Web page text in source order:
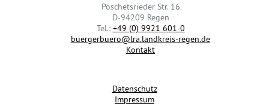
Poschetsrieder Str. 16
D-94209 Regen
Tel.: +49 (0) 9921 601-0
buergerbuero@lra.landkreis-regen.de
Kontakt
Datenschutz
Impressum